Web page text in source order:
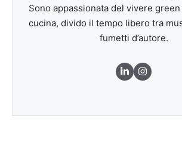
Sono appassionata del vivere
cucina, divido il tempo libero tra
fumetti d’autore.